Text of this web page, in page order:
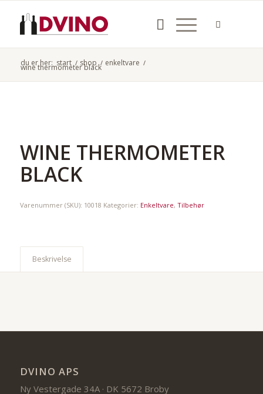
du er her: start / shop / enkeltvare /
wine thermometer black
WINE THERMOMETER
BLACK
Varenummer (SKU): 10018 Kategorier: Enkeltvare, Tilbehør
Beskrivelse
DVINO APS
Ny Vestergade 34A · DK 5672 Broby